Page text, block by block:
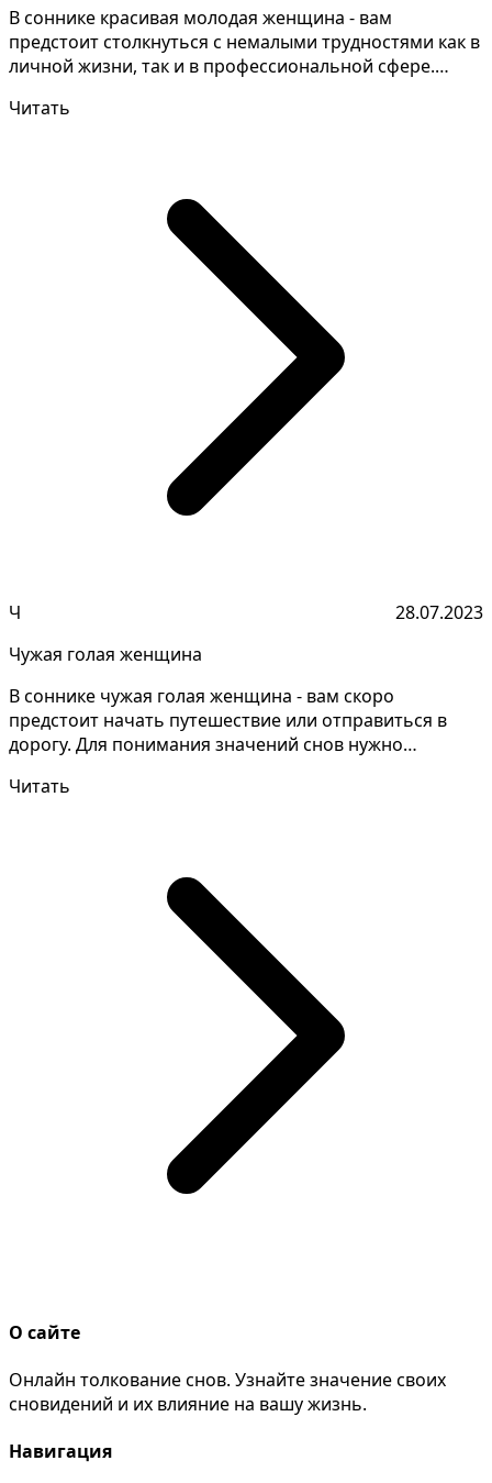
В соннике красивая молодая женщина - вам
предстоит столкнуться с немалыми трудностями как в
личной жизни, так и в профессиональной сфере.
Читать
Ч
28.07.2023
Чужая голая женщина
В соннике чужая голая женщина - вам скоро
предстоит начать путешествие или отправиться в
дорогу. Для понимания значений снов нужно
Читать
О сайте
Онлайн толкование снов. Узнайте значение своих
сновидений и их влияние на вашу жизнь.
Навигация